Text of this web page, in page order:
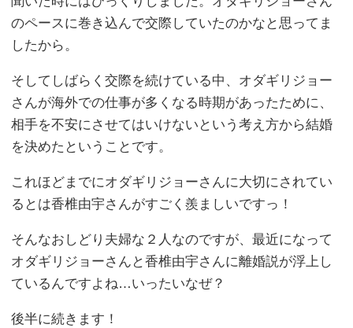
のペースに巻き込んで交際していたのかなと思ってま
したから。
そしてしばらく交際を続けている中、オダギリジョー
さんが海外での仕事が多くなる時期があったために、
相手を不安にさせてはいけないという考え方から結婚
を決めたということです。
これほどまでにオダギリジョーさんに大切にされてい
るとは香椎由宇さんがすごく羨ましいですっ！
そんなおしどり夫婦な２人なのですが、最近になって
オダギリジョーさんと香椎由宇さんに離婚説が浮上し
ているんですよね…いったいなぜ？
後半に続きます！